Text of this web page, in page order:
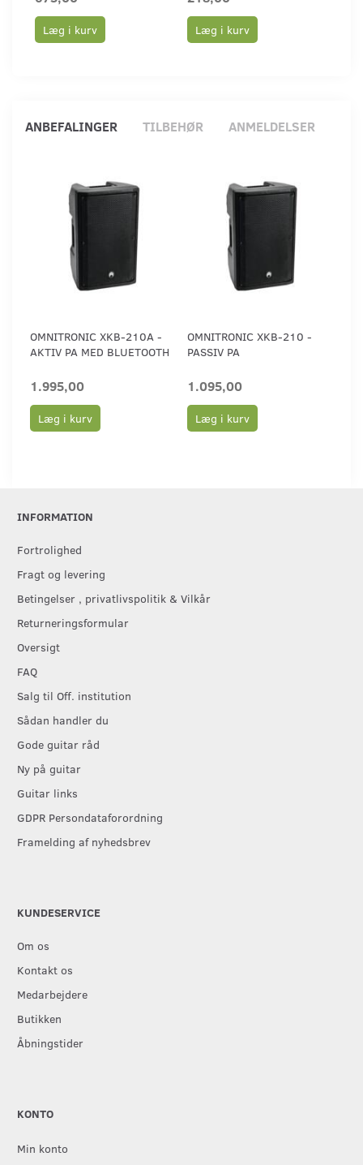
Læg i kurv Læg i kurv
ANBEFALINGER TILBEHØR ANMELDELSER
OMNITRONIC XKB-210A -
AKTIV PA MED BLUETOOTH
1.995,00
Læg i kurv
OMNITRONIC XKB-210 -
PASSIV PA
1.095,00
Læg i kurv
INFORMATION
Fortrolighed
Fragt og levering
Betingelser , privatlivspolitik & Vilkår
Returneringsformular
Oversigt
FAQ
Salg til Off. institution
Sådan handler du
Gode guitar råd
Ny på guitar
Guitar links
GDPR Persondataforordning
Framelding af nyhedsbrev
KUNDESERVICE
Om os
Kontakt os
Medarbejdere
Butikken
Åbningstider
KONTO
Min konto